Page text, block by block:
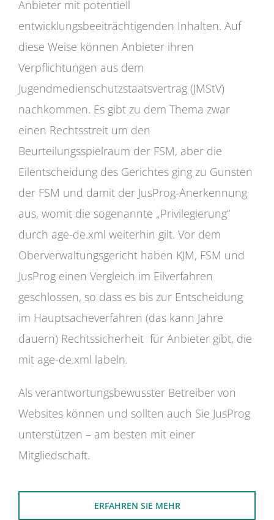
Anbieter mit potentiell
entwicklungsbeeiträchtigenden Inhalten. Auf
diese Weise können Anbieter ihren
Verpflichtungen aus dem
Jugendmedienschutzstaatsvertrag (JMStV)
nachkommen. Es gibt zu dem Thema zwar
einen Rechtsstreit um den
Beurteilungsspielraum der FSM, aber die
Eilentscheidung des Gerichtes ging zu Gunsten
der FSM und damit der JusProg-Anerkennung
aus, womit die sogenannte „Privilegierung“
durch age-de.xml weiterhin gilt. Vor dem
Oberverwaltungsgericht haben KJM, FSM und
JusProg einen Vergleich im Eilverfahren
geschlossen, so dass es bis zur Entscheidung
im Hauptsacheverfahren (das kann Jahre
dauern) Rechtssicherheit für Anbieter gibt, die
mit age-de.xml labeln.
Als verantwortungsbewusster Betreiber von
Websites können und sollten auch Sie JusProg
unterstützen – am besten mit einer
Mitgliedschaft.
ERFAHREN SIE MEHR